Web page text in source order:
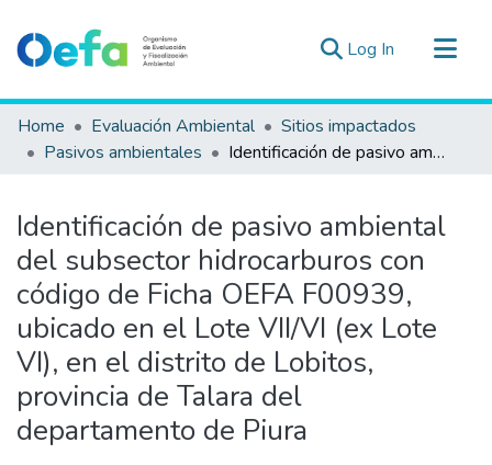
Log In (current)
Communities & Collections
All of DSpace
Estad. Externas
Guias ▾
Home Evaluación Ambiental
Sitios impactados
Pasivos ambientales
Identificación de pasivo ambiental del subsector hidrocarburos con código de Ficha OEFA F00939, ubicado en el Lote VII/VI (ex Lote VI), en el distrito de Lobitos, provincia de Talara del departamento de Piura
Identificación de pasivo ambiental
del subsector hidrocarburos con
código de Ficha OEFA F00939,
ubicado en el Lote VII/VI (ex Lote
VI), en el distrito de Lobitos,
provincia de Talara del
departamento de Piura